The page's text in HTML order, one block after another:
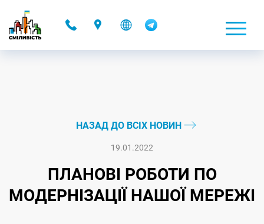
НАЗАД ДО ВСІХ НОВИН
19.01.2022
ПЛАНОВІ РОБОТИ ПО
МОДЕРНІЗАЦІЇ НАШОЇ МЕРЕЖІ